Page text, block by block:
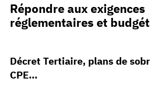
Répondre aux exigences
réglementaires et
Décret Tertiaire, plans de
CPE…